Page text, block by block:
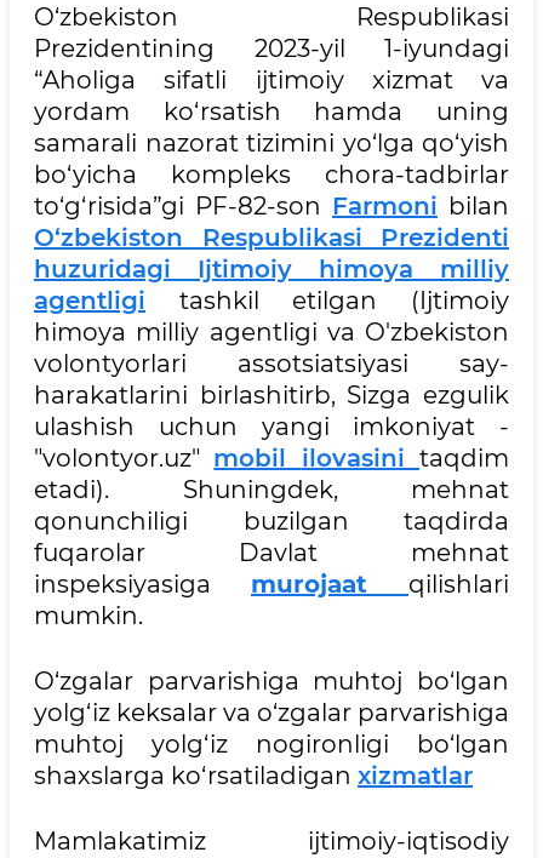
O‘zbekiston Respublikasi
Prezidentining 2023-yil 1-iyundagi
“Aholiga sifatli ijtimoiy xizmat va
yordam ko‘rsatish hamda uning
samarali nazorat tizimini yo‘lga qo‘yish
bo‘yicha kompleks chora-tadbirlar
to‘g‘risida”gi PF-82-son Farmoni bilan
O‘zbekiston Respublikasi Prezidenti
huzuridagi Ijtimoiy himoya milliy
agentligi tashkil etilgan (Ijtimoiy
himoya milliy agentligi va O'zbekiston
volontyorlari assotsiatsiyasi say-
harakatlarini birlashitirb, Sizga ezgulik
ulashish uchun yangi imkoniyat -
"volontyor.uz" mobil ilovasinitaqdim
etadi). Shuningdek, mehnat
qonunchiligi buzilgan taqdirda
fuqarolar Davlat mehnat
inspeksiyasiga murojaat qilishlari
mumkin.
O‘zgalar parvarishiga muhtoj bo‘lgan
yolg‘iz keksalar va o‘zgalar parvarishiga
muhtoj yolg‘iz nogironligi bo‘lgan
shaxslarga ko‘rsatiladigan xizmatlar
Mamlakatimiz ijtimoiy-iqtisodiy